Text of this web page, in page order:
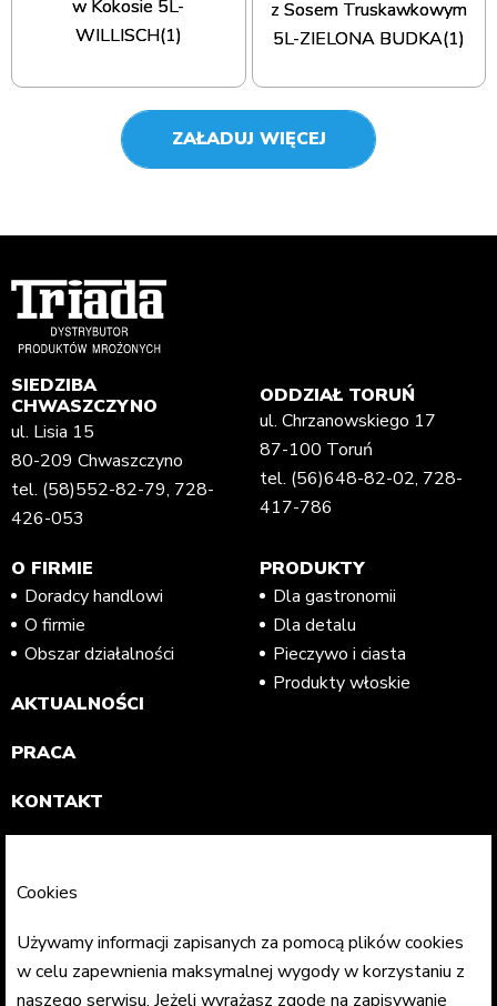
w Kokosie 5L-
WILLISCH(1)
z Sosem Truskawkowym
5L-ZIELONA BUDKA(1)
ZAŁADUJ WIĘCEJ
SIEDZIBA
CHWASZCZYNO
ul. Lisia 15
80-209 Chwaszczyno
tel. (58)552-82-79, 728-
426-053
ODDZIAŁ TORUŃ
ul. Chrzanowskiego 17
87-100 Toruń
tel. (56)648-82-02, 728-
417-786
O FIRMIE
Doradcy handlowi
O firmie
Obszar działalności
AKTUALNOŚCI
PRACA
KONTAKT
POLITYKA
PRODUKTY
Dla gastronomii
Dla detalu
Pieczywo i ciasta
Produkty włoskie
Cookies
Używamy informacji zapisanych za pomocą plików cookies
w celu zapewnienia maksymalnej wygody w korzystaniu z
naszego serwisu. Jeżeli wyrażasz zgodę na zapisywanie